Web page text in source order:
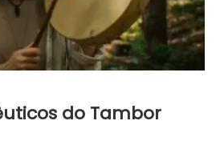
do Tambor